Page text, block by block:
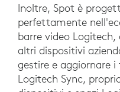
Inoltre, Spot è
perfettamente
barre video
altri dispositivi
gestire e aggiornare
Logitech Sync,